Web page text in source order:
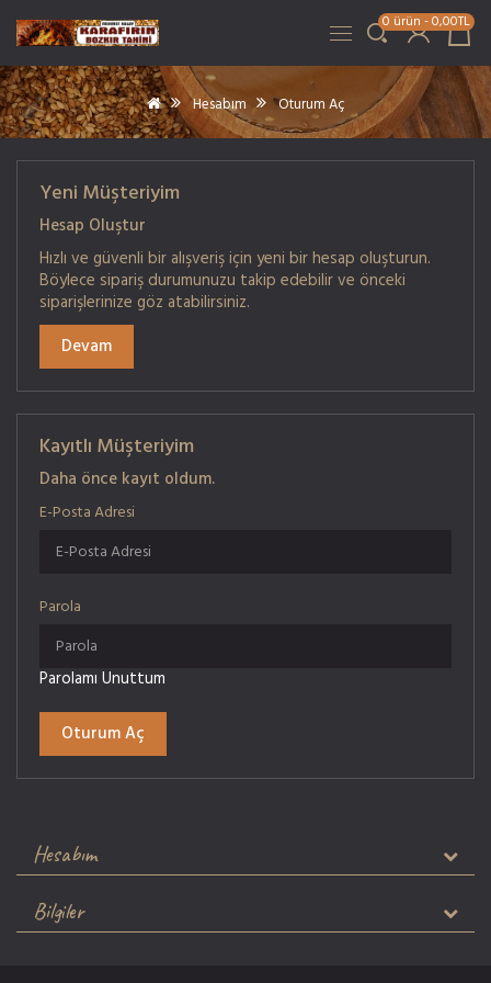
0 ürün - 0,00TL
Hesabım Oturum Aç
Yeni Müşteriyim
Hesap Oluştur
Hızlı ve güvenli bir alışveriş için yeni bir hesap oluşturun.
Böylece sipariş durumunuzu takip edebilir ve önceki
siparişlerinize göz atabilirsiniz.
Devam
Kayıtlı Müşteriyim
Daha önce kayıt oldum.
E-Posta Adresi
Parola
Parolamı Unuttum
Hesabım
Bilgiler